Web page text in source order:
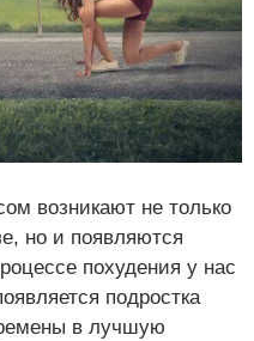
возникают не только
но и появляются
похудения у нас
подростка
в лучшую